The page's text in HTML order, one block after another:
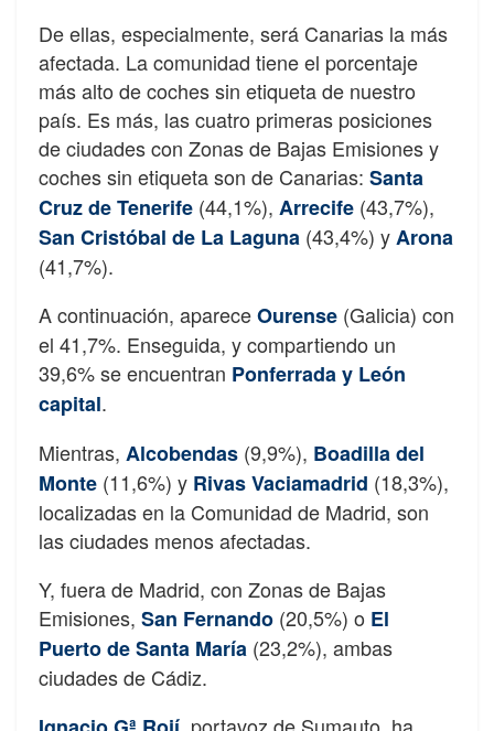
De ellas, especialmente, será Canarias la más
afectada. La comunidad tiene el porcentaje
más alto de coches sin etiqueta de nuestro
país. Es más, las cuatro primeras posiciones
de ciudades con Zonas de Bajas Emisiones y
coches sin etiqueta son de Canarias: Santa
Cruz de Tenerife (44,1%), Arrecife (43,7%),
San Cristóbal de La Laguna (43,4%) yArona
(41,7%).
A continuación, apareceOurense (Galicia) con
el 41,7%. Enseguida, y compartiendo un
39,6% se encuentran Ponferrada y León
capital.
Mientras, Alcobendas (9,9%), Boadilla del
Monte (11,6%) y Rivas Vaciamadrid (18,3%),
localizadas en la Comunidad de Madrid, son
las ciudades menos afectadas.
Y, fuera de Madrid, con Zonas de Bajas
Emisiones, San Fernando (20,5%) o El
Puerto de Santa María (23,2%), ambas
ciudades de Cádiz.